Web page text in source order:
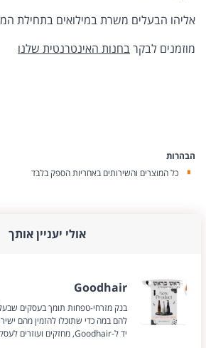
אליהו הבעלים משרת במילואים בתחילת
מוזמנים לבקרבחנות האינטרנטית שלנו
הבהרות
כל המוצרים והשירותים באחריות הספק בלבד
אולי יעניין אותך
Goodhair
בנק מזרחי-טפחות תומך בעסקים
להם במה כדי שתוכלו להזמין מהם
יד ל-Goodhair, מחזקים ועוזרים לעסק להמשיך לפעול